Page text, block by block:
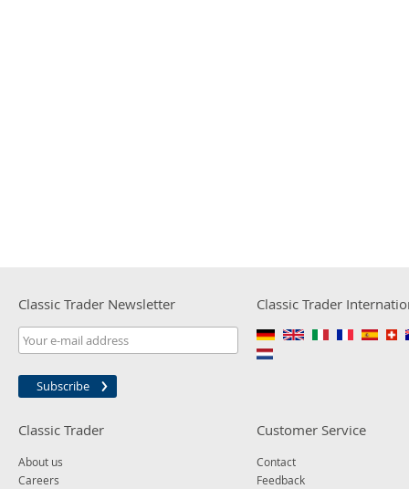
Classic Trader Newsletter
Subscribe
Classic Trader
Classic Trader
About us
Careers
Customer Service
Contact
Feedback